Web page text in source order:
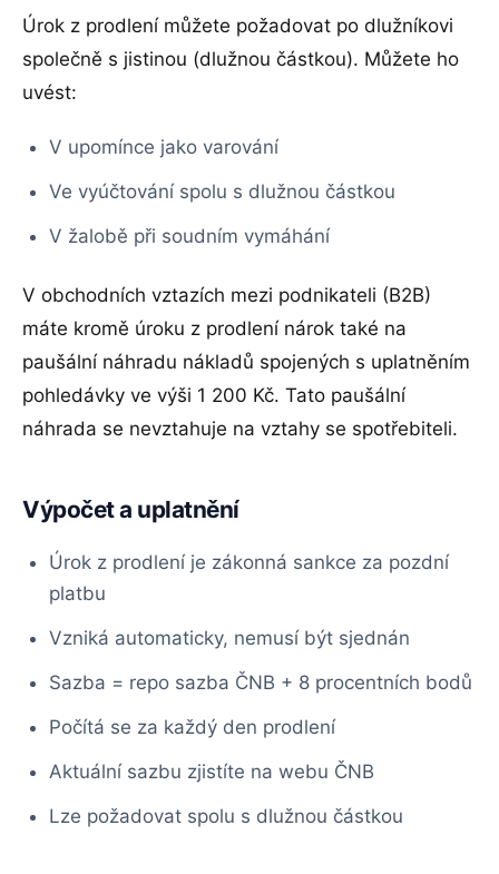
Úrok z prodlení můžete požadovat po dlužníkovi
společně s jistinou (dlužnou částkou). Můžete ho
uvést:
V upomínce jako varování
Ve vyúčtování spolu s dlužnou částkou
V žalobě při soudním vymáhání
V obchodních vztazích mezi podnikateli (B2B)
máte kromě úroku z prodlení nárok také na
paušální náhradu nákladů spojených s uplatněním
pohledávky ve výši 1 200 Kč. Tato paušální
náhrada se nevztahuje na vztahy se spotřebiteli.
Výpočet a uplatnění
Úrok z prodlení je zákonná sankce za pozdní
platbu
Vzniká automaticky, nemusí být sjednán
Sazba = repo sazba ČNB + 8 procentních bodů
Počítá se za každý den prodlení
Aktuální sazbu zjistíte na webu ČNB
Lze požadovat spolu s dlužnou částkou